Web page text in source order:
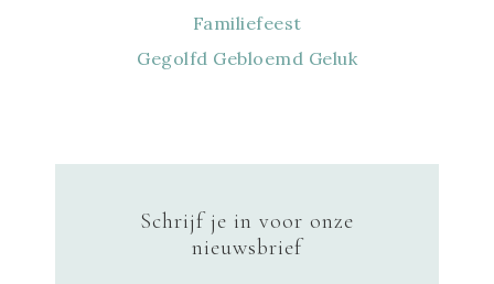
Familiefeest
Gegolfd Gebloemd Geluk
Schrijf je in voor onze
nieuwsbrief